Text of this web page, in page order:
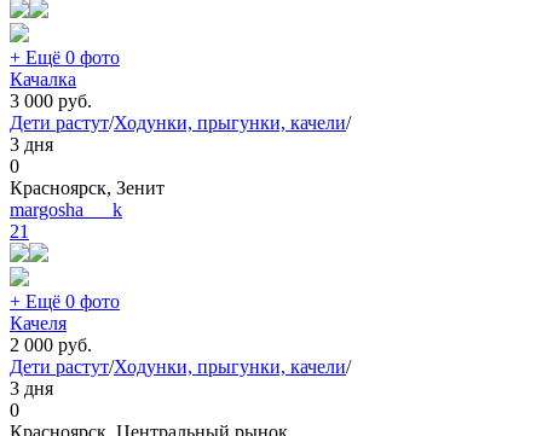
+ Ещё 0 фото
Качалка
3 000 руб.
Дети растут/Ходунки, прыгунки, качели/
3 дня
0
Красноярск, Зенит
margosha___k
21
+ Ещё 0 фото
Качеля
2 000 руб.
Дети растут/Ходунки, прыгунки, качели/
3 дня
0